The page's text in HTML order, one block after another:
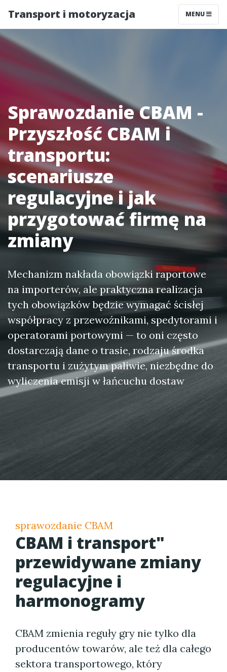
Transport i motoryzacja MENU
Sprawozdanie CBAM -
Przyszłość CBAM i
transportu:
scenariusze
regulacyjne i jak
przygotować firmę na
zmiany
Mechanizm nakłada obowiązki raportowe
na importerów, ale praktyczna realizacja
tych obowiązków będzie wymagać ścisłej
współpracy z przewoźnikami, spedytorami i
operatorami portowymi — to oni często
dostarczają dane o trasie, rodzaju środka
transportu i zużytym paliwie, niezbędne do
wyliczenia emisji w łańcuchu dostaw
sprawozdanie CBAM
CBAM i transport"
przewidywane zmiany
regulacyjne i
harmonogramy
CBAM zmienia reguły gry nie tylko dla
producentów towarów, ale też dla całego
sektora transportowego, który